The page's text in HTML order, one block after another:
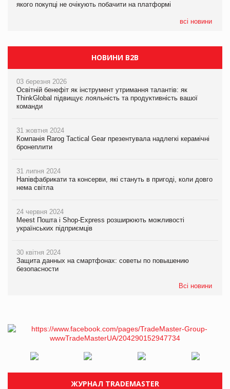
якого покупці не очікують побачити на платформі
всі новини
Мережа супермаркетів VARUS купує мережу магазинів
НОВИНИ B2B
03 березня 2026
Освітній бенефіт як інструмент утримання талантів: як
ThinkGlobal підвищує лояльність та продуктивність вашої
команди
31 жовтня 2024
Компанія Rarog Tactical Gear презентувала надлегкі керамічні
бронеплити
31 липня 2024
Напівфабрикати та консерви, які стануть в пригоді, коли довго
нема світла
24 червня 2024
Meest Пошта і Shop-Express розширюють можливості
українських підприємців
30 квітня 2024
Защита данных на смартфонах: советы по повышению
безопасности
Всі новини
ЖУРНАЛ TRADEMASTER